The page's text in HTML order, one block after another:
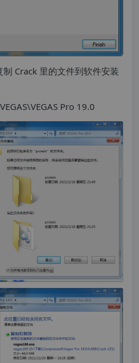
Crack 里的文件到软件安装
Pro 19.0